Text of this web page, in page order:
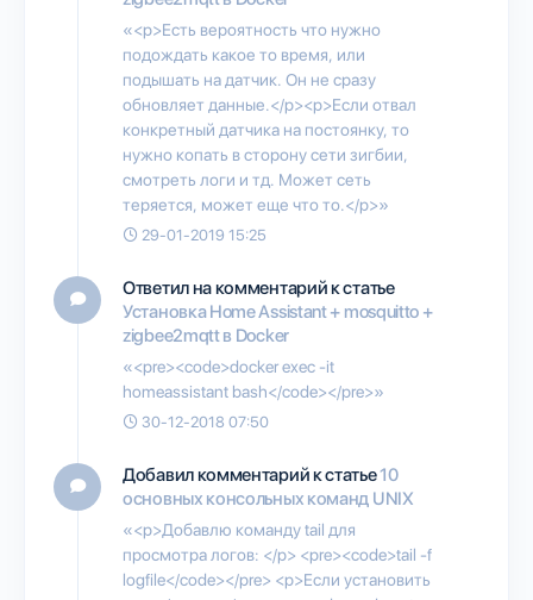
«<p>Есть вероятность что нужно
подождать какое то время, или
подышать на датчик. Он не сразу
обновляет данные.</p><p>Если отвал
конкретный датчика на постоянку, то
нужно копать в сторону сети зигбии,
смотреть логи и тд. Может сеть
теряется, может еще что то.</p>»
29-01-2019 15:25
Ответил на комментарий к статье
Установка Home Assistant + mosquitto +
zigbee2mqtt в Docker
«<pre><code>docker exec -it
homeassistant bash</code></pre>»
30-12-2018 07:50
Добавил комментарий к статье10
основных консольных команд UNIX
«<p>Добавлю команду tail для
просмотра логов: </p> <pre><code>tail -f
logfile</code></pre> <p>Если установить